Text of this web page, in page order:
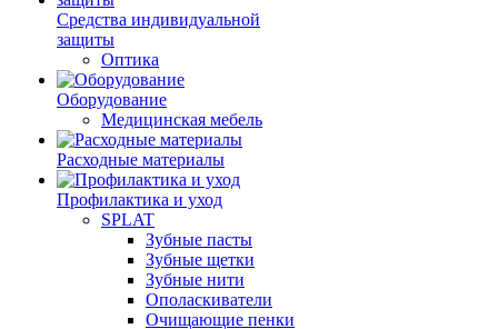
Средства индивидуальной
защиты
Оптика
Оборудование
Медицинская мебель
Расходные материалы
Профилактика и уход
SPLAT
Зубные пасты
Зубные щетки
Зубные нити
Ополаскиватели
Очищающие пенки